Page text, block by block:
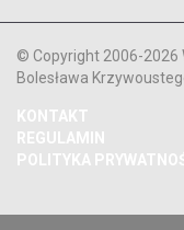
© Copyright 2006-2026
Bolesława
KONTAKT
REGULAMIN
POLITYKA